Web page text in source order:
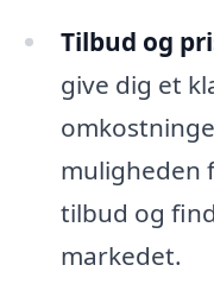
Tilbud og
give dig et
muligheden
tilbud og
markedet.